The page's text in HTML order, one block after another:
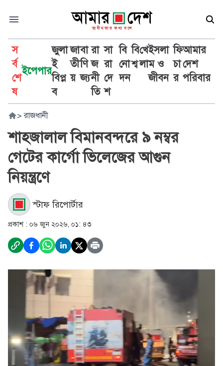
স
র্ব
শে
ষ
ইপেপার
জুলা
ই
বিপ্ল
ব
জা
তী
য়
বা
ণি
জ্য
রা
জ
নী
তি
সা
রা
দে
শ
বি
নো
দন
বি
শ্ব
খে
লা
ইসলা
ম ও
জীবন
ফি
চা
র
আমার
দেশ
পরিবার
> রাজধানী
শাহজালাল বিমানবন্দরে ৯ নম্বর
গেটের কার্গো ভিলেজের আগুন
নিয়ন্ত্রণে
স্টাফ রিপোর্টার
প্রকাশ : ০৬ জুন ২০২৬, ০১: ৪৩